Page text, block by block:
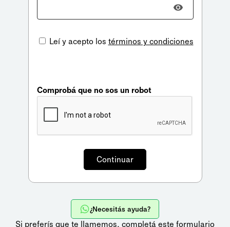
Leí y acepto los términos y condiciones
Comprobá que no sos un robot
¿Necesitás ayuda?
Si preferís que te llamemos, completá este formulario